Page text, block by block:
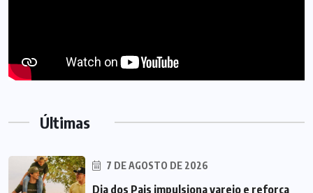
Últimas
7 DE AGOSTO DE 2026
Dia dos Pais impulsiona varejo e reforça